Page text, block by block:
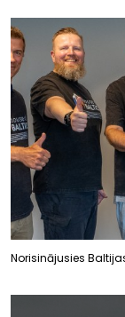
Norisinājusies